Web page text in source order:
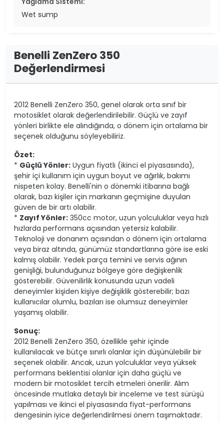
Wet sump
Benelli ZenZero 350
Değerlendirmesi
2012 Benelli ZenZero 350, genel olarak orta sınıf bir
motosiklet olarak değerlendirilebilir. Güçlü ve zayıf
yönleri birlikte ele alındığında, o dönem için ortalama bir
seçenek olduğunu söyleyebiliriz.
Özet:
* Güçlü Yönler: Uygun fiyatlı (ikinci el piyasasında),
şehir içi kullanım için uygun boyut ve ağırlık, bakımı
nispeten kolay. Benelli'nin o dönemki itibarına bağlı
olarak, bazı kişiler için markanın geçmişine duyulan
güven de bir artı olabilir.
* Zayıf Yönler: 350cc motor, uzun yolculuklar veya hızlı
hızlarda performans açısından yetersiz kalabilir.
Teknoloji ve donanım açısından o dönem için ortalama
veya biraz altında, günümüz standartlarına göre ise eski
kalmış olabilir. Yedek parça temini ve servis ağının
genişliği, bulunduğunuz bölgeye göre değişkenlik
gösterebilir. Güvenilirlik konusunda uzun vadeli
deneyimler kişiden kişiye değişiklik gösterebilir; bazı
kullanıcılar olumlu, bazıları ise olumsuz deneyimler
yaşamış olabilir.
Sonuç:
2012 Benelli ZenZero 350, özellikle şehir içinde
kullanılacak ve bütçe sınırlı olanlar için düşünülebilir bir
seçenek olabilir. Ancak, uzun yolculuklar veya yüksek
performans beklentisi olanlar için daha güçlü ve
modern bir motosiklet tercih etmeleri önerilir. Alım
öncesinde mutlaka detaylı bir inceleme ve test sürüşü
yapılması ve ikinci el piyasasında fiyat-performans
dengesinin iyice değerlendirilmesi önem taşımaktadır.